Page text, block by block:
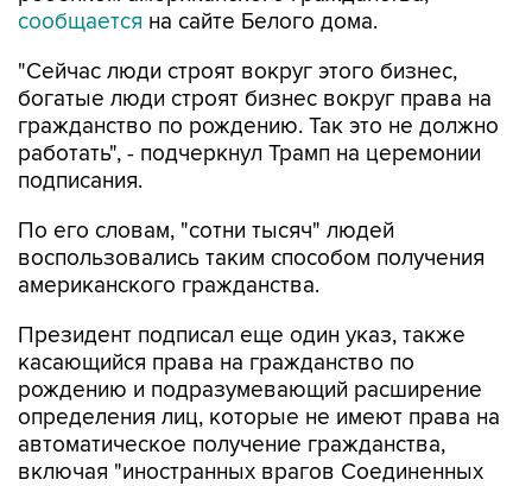
сообщается на сайте Белого дома.
"Сейчас люди строят вокруг этого бизнес,
богатые люди строят бизнес вокруг права на
гражданство по рождению. Так это не должно
работать", - подчеркнул Трамп на церемонии
подписания.
По его словам, "сотни тысяч" людей
воспользовались таким способом получения
американского гражданства.
Президент подписал еще один указ, также
касающийся права на гражданство по
рождению и подразумевающий расширение
определения лиц, которые не имеют права на
автоматическое получение гражданства,
включая "иностранных врагов Соединенных